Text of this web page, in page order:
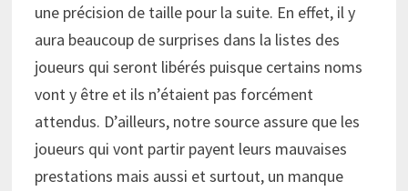
une précision de taille pour la suite. En effet, il y
aura beaucoup de surprises dans la listes des
joueurs qui seront libérés puisque certains noms
vont y être et ils n’étaient pas forcément
attendus. D’ailleurs, notre source assure que les
joueurs qui vont partir payent leurs mauvaises
prestations mais aussi et surtout, un manque